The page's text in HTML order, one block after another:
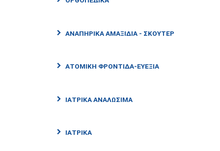
ΑΝΑΠΗΡΙΚΑ ΑΜΑΞΙΔΙΑ - ΣΚΟΥΤΕΡ
ΑΤΟΜΙΚΗ ΦΡΟΝΤΙΔΑ-ΕΥΕΞΙΑ
ΙΑΤΡΙΚΑ ΑΝΑΛΩΣΙΜΑ
ΙΑΤΡΙΚΑ